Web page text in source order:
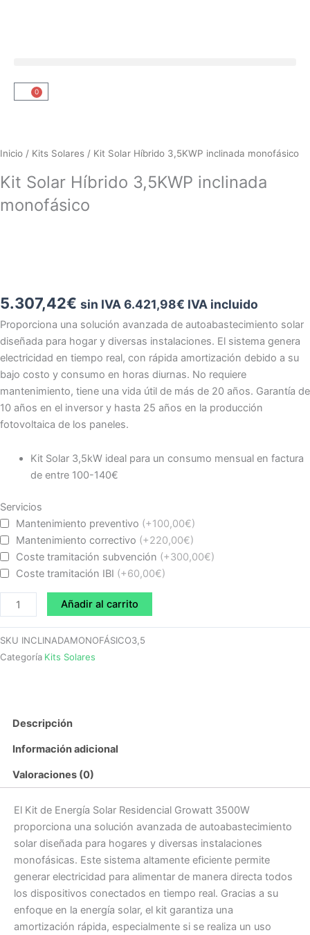
0
Carrito
Inicio / Kits Solares / Kit Solar Híbrido 3,5KWP inclinada monofásico
Kit Solar Híbrido 3,5KWP inclinada
monofásico
5.307,42€ sin IVA6.421,98€ IVA incluido
Proporciona una solución avanzada de autoabastecimiento solar
diseñada para hogar y diversas instalaciones. El sistema genera
electricidad en tiempo real, con rápida amortización debido a su
bajo costo y consumo en horas diurnas. No requiere
mantenimiento, tiene una vida útil de más de 20 años. Garantía de
10 años en el inversor y hasta 25 años en la producción
fotovoltaica de los paneles.
Kit Solar 3,5kW ideal para un consumo mensual en factura
de entre 100-140€
Servicios
Mantenimiento preventivo (+100,00€)
Mantenimiento correctivo (+220,00€)
Coste tramitación subvención (+300,00€)
Coste tramitación IBI (+60,00€)
Kit
Solar
Híbrido
3,5KWP
inclinada
monofásico
cantidad
Añadir al carrito
SKU INCLINADAMONOFÁSICO3,5
Categoría Kits Solares
Descripción
Información adicional
Valoraciones (0)
El Kit de Energía Solar Residencial Growatt 3500W
proporciona una solución avanzada de autoabastecimiento
solar diseñada para hogares y diversas instalaciones
monofásicas. Este sistema altamente eficiente permite
generar electricidad para alimentar de manera directa todos
los dispositivos conectados en tiempo real. Gracias a su
enfoque en la energía solar, el kit garantiza una
amortización rápida, especialmente si se realiza un uso